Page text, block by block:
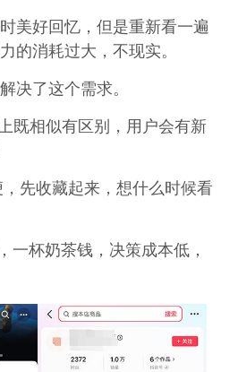
美好回忆，但是重新看一遍
的消耗过大，不现实。
决了这个需求。
既相似有区别，用户会有新
先收藏起来，想什么时候看
一杯奶茶钱，决策成本低，